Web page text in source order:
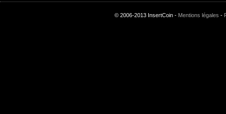
© 2006-2013 InsertCoin - Mentions légales -